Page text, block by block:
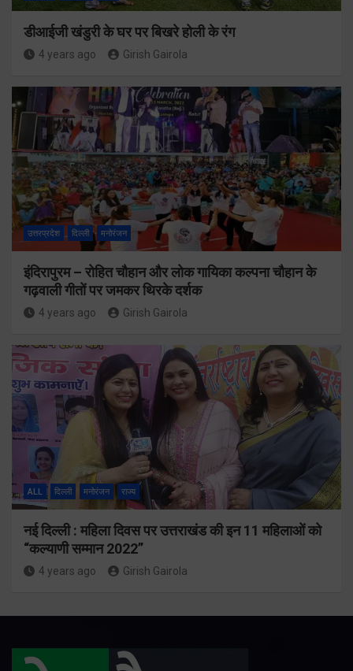
डीआईजी खंडुरी के घर पर बिखरे होली के रंग
4 years ago Girish Gairola
उत्तरप्रदेश दिल्ली मनोरंजन
इंदिरापुरम – रोहित चौहान और लोक गायिका कल्पना चौहान के
गढ़वाली गीतों पर जमकर थिरके दर्शक
4 years ago Girish Gairola
ALL दिल्ली मनोरंजन राज्य
नई दिल्ली : महिला दिवस पर उत्तराखंड की इन 11 महिलाओं को
“कल्याणी सम्मान 2022”
4 years ago Girish Gairola